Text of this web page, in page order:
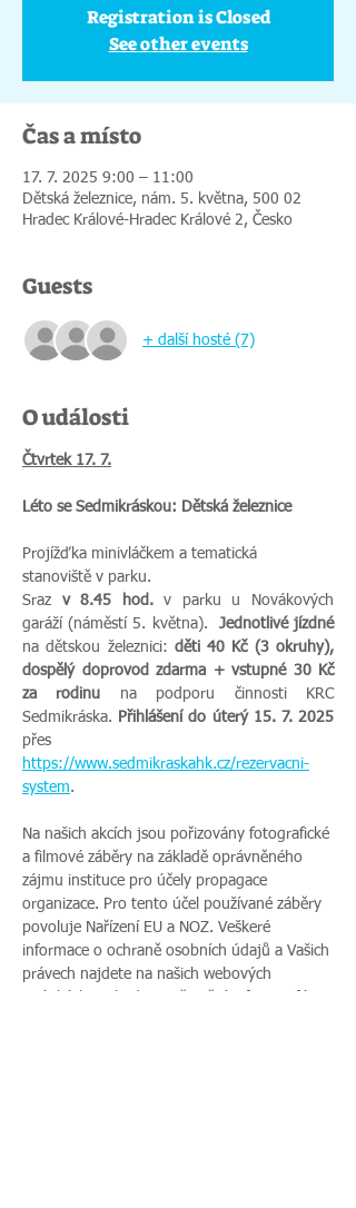
Registration is Closed
See other events
Čas a místo
17. 7. 2025 9:00 – 11:00
Dětská železnice, nám. 5. května, 500 02
Hradec Králové-Hradec Králové 2, Česko
Guests
+ další hosté (7)
O události
Čtvrtek 17. 7.
Léto se Sedmikráskou: Dětská železnice
Projížďka minivláčkem a tematická
stanoviště v parku.
Sraz v 8.45 hod. v parku u Novákových
garáží (náměstí 5. května).
Jednotlivé jízdné
na dětskou železnici: děti 40 Kč (3 okruhy),
dospělý doprovod zdarma + vstupné 30 Kč
za rodinu na podporu činnosti KRC
Sedmikráska.
https://www.sedmikraskahk.cz/rezervacni-
system.
Na našich akcích jsou pořizovány fotografické
a filmové záběry na základě oprávněného
zájmu instituce pro účely propagace
organizace. Pro tento účel používané záběry
povoluje Nařízení EU a NOZ. Veškeré
informace o ochraně osobních údajů a Vašich
právech najdete na našich webových